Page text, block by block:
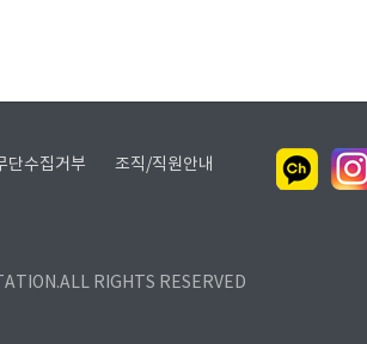
단수집거부 조직/직원안내
RIGHTS RESERVED